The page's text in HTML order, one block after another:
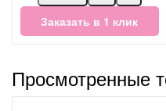
Заказать в 1 клик
Просмотренные